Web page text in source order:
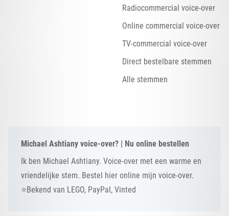
Radiocommercial voice-over
Online commercial voice-over
TV-commercial voice-over
Direct bestelbare stemmen
Alle stemmen
Michael Ashtiany voice-over? | Nu online bestellen
Ik ben Michael Ashtiany. Voice-over met een warme en
vriendelijke stem. Bestel hier online mijn voice-over.
⭐Bekend van LEGO, PayPal, Vinted